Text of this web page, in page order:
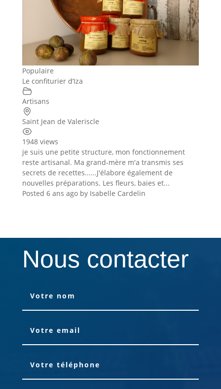
Populaire
Le confiturier d’Iza
Artisans
Saint Jean de Valeriscle
1948 views
je suis une petite structure, mon fonctionnement
reste artisanal. Ma grand-mère m'a transmis ses
secrets de recettes......J'élabore également de
nouvelles préparations. Les fleurs, baies et...
Posted 6 ans agoby Isabelle Cardelin
Nous contacter